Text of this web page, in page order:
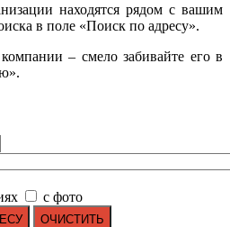
находятся рядом с вашим
в поле «Поиск по адресу».
– смело забивайте его в
».
с фото